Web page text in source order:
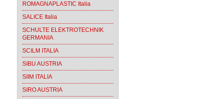
ROMAGNAPLASTIC Italia
SALICE Italia
SCHULTE ELEKTROTECHNIK
GERMANIA
SCILM ITALIA
SIBU AUSTRIA
SIIM ITALIA
SIRO AUSTRIA